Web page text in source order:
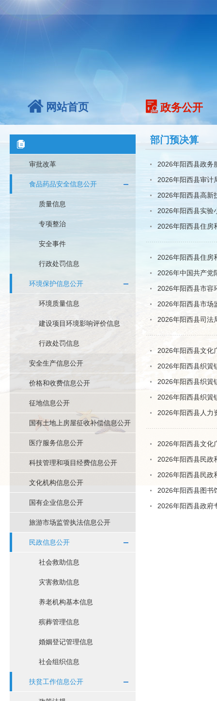
网站首页 政务公开
审批改革
食品药品安全信息公开
质量信息
专项整治
安全事件
行政处罚信息
环境保护信息公开
环境质量信息
建设项目环境影响评价信息
行政处罚信息
安全生产信息公开
价格和收费信息公开
征地信息公开
国有土地上房屋征收补偿信息公开
医疗服务信息公开
科技管理和项目经费信息公开
文化机构信息公开
国有企业信息公开
旅游市场监管执法信息公开
民政信息公开
社会救助信息
灾害救助信息
养老机构基本信息
殡葬管理信息
婚姻登记管理信息
社会组织信息
扶贫工作信息公开
部门预决算
2026年阳西县政务
2026年阳西县审计
2026年阳西县高新
2026年阳西县实验
2026年阳西县住房
2026年阳西县住房
2026年中国共产党
2026年阳西县市容
2026年阳西县市场
2026年阳西县司法
2026年阳西县文化
2026年阳西县织篢
2026年阳西县织篢
2026年阳西县织篢
2026年阳西县人力
2026年阳西县文化
2026年阳西县民政
2026年阳西县民政
2026年阳西县图书
2026年阳西县政府